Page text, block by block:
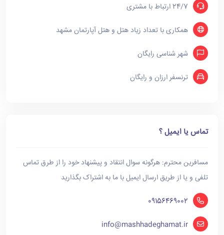
24/7 ارتباط با مشتری
همکاری با تعداد زیاد هتل و هتل آپارتمان مشهد
شهر شناسی رایگان
ترنسفر ارزان و رایگان
تماس یا ایمیل ؟
مسافرین محترم: هرگونه سوال انتقاد و پیشنهاد خود را از طرق تماس
تلفی و یا از طریق ارسال ایمیل با ما به اشتراک بگذارید
09156469002
info@mashhadeghamat.ir